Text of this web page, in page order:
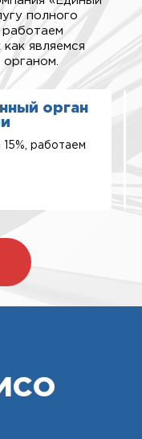
полного
являемся
орган
работаем